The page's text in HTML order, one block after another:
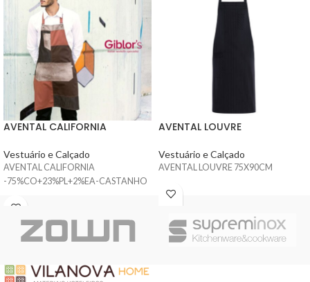
AVENTAL CALIFORNIA
Vestuário e Calçado
AVENTAL CALIFORNIA
-75%CO+23%PL+2%EA-CASTANHO
AVENTAL LOUVRE
Vestuário e Calçado
AVENTAL LOUVRE 75X90CM